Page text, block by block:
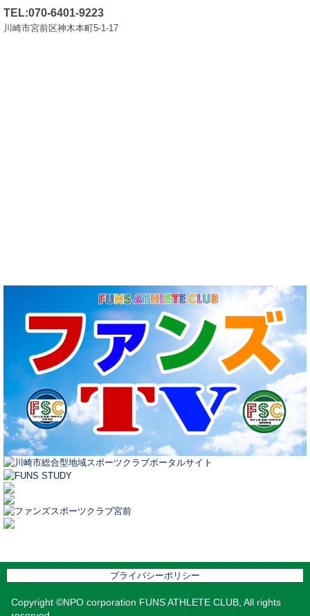
TEL:070-6401-9223
川崎市宮前区神木本町5-1-17
プライバシーポリシー
Copyright ©NPO corporation FUNS ATHLETE CLUB, All rights